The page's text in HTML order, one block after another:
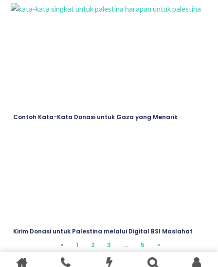
Contoh Kata-Kata Donasi untuk Gaza yang Menarik
Kirim Donasi untuk Palestina melalui Digital BSI Maslahat
«
2 3 … 5 »